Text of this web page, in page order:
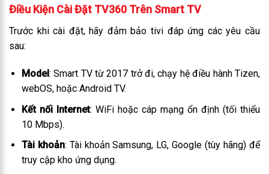
Điều Kiện Cài Đặt TV360 Trên Smart TV
Trước khi cài đặt, hãy đảm bảo tivi đáp ứng các yêu cầu
sau:
Model: Smart TV từ 2017 trở đi, chạy hệ điều hành Tizen,
webOS, hoặc Android TV.
Kết nối Internet: WiFi hoặc cáp mạng ổn định (tối thiểu
10 Mbps).
Tài khoản: Tài khoản Samsung, LG, Google (tùy hãng) để
truy cập kho ứng dụng.